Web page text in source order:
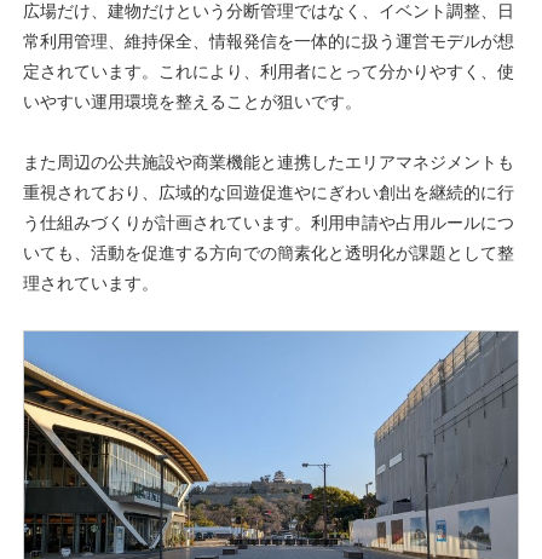
広場だけ、建物だけという分断管理ではなく、イベント調整、日
常利用管理、維持保全、情報発信を一体的に扱う運営モデルが想
定されています。これにより、利用者にとって分かりやすく、使
いやすい運用環境を整えることが狙いです。
また周辺の公共施設や商業機能と連携したエリアマネジメントも
重視されており、広域的な回遊促進やにぎわい創出を継続的に行
う仕組みづくりが計画されています。利用申請や占用ルールにつ
いても、活動を促進する方向での簡素化と透明化が課題として整
理されています。